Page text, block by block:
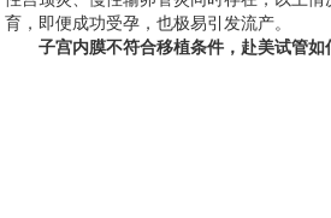
育，即便成功受孕，也极易引发流产。
子宫内膜不符合移植条件，赴美试管如